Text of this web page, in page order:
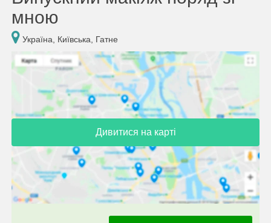
мною
Україна, Київська, Гатне
Дивитися на карті